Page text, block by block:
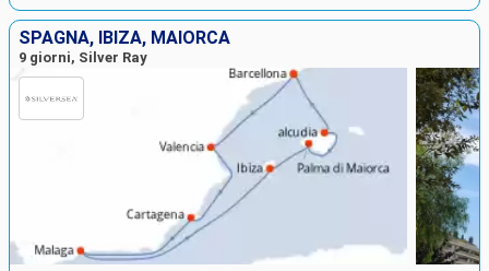
SPAGNA, IBIZA, MAIORCA
9 giorni, Silver Ray